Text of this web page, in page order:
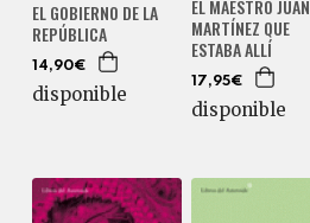
EL GOBIERNO DE LA
REPÚBLICA
14,90€
disponible
EL MAESTRO JUAN
MARTÍNEZ QUE
ESTABA ALLÍ
17,95€
disponible